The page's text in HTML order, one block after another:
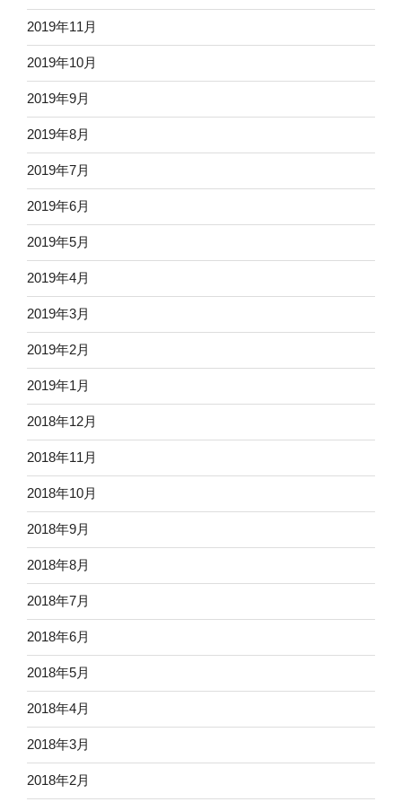
2019年11月
2019年10月
2019年9月
2019年8月
2019年7月
2019年6月
2019年5月
2019年4月
2019年3月
2019年2月
2019年1月
2018年12月
2018年11月
2018年10月
2018年9月
2018年8月
2018年7月
2018年6月
2018年5月
2018年4月
2018年3月
2018年2月